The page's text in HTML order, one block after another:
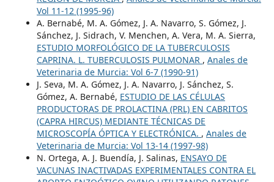
Vol 11-12 (1995-96)
A. Bernabé, M. A. Gómez, J. A. Navarro, S. Gómez, J.
Sánchez, J. Sidrach, V. Menchen, A. Vera, M. A. Sierra,
ESTUDIO MORFOLÓGICO DE LA TUBERCULOSIS
CAPRINA. L. TUBERCULOSIS PULMONAR , Anales de
Veterinaria de Murcia: Vol 6-7 (1990-91)
J. Seva, M. A. Gómez, J. A. Navarro, J. Sánchez, S.
Gómez, A. Bernabé, ESTUDIO DE LAS CÉLULAS
PRODUCTORAS DE PROLACTINA (PRL) EN CABRITOS
(CAPRA HIRCUS) MEDIANTE TÉCNICAS DE
MICROSCOPÍA ÓPTICA Y ELECTRÓNICA. , Anales de
Veterinaria de Murcia: Vol 13-14 (1997-98)
N. Ortega, A. J. Buendía, J. Salinas, ENSAYO DE
VACUNAS INACTIVADAS EXPERIMENTALES CONTRA EL